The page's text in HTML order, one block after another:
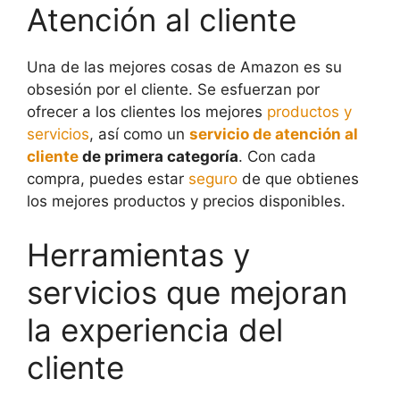
Atención al cliente
Una de las mejores cosas de Amazon es su
obsesión por el cliente. Se esfuerzan por
ofrecer a los clientes los mejores productos y
servicios, así como un servicio de atención al
cliente de primera categoría. Con cada
compra, puedes estar seguro de que obtienes
los mejores productos y precios disponibles.
Herramientas y
servicios que mejoran
la experiencia del
cliente